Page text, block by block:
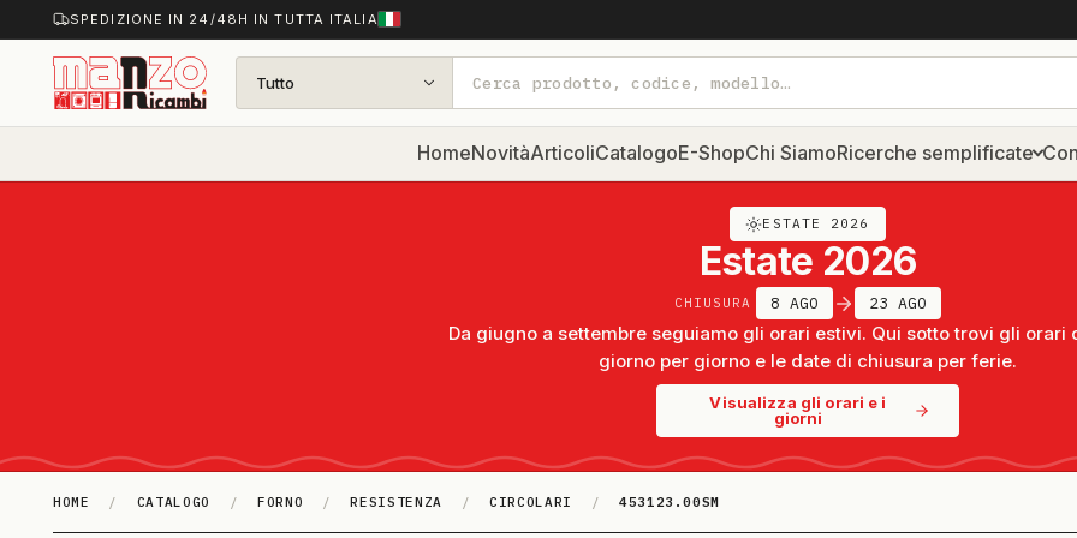
SPEDIZIONE IN 24/48H IN TUTTA ITALIA
Tutto
HomeNovitàArticoliCatalogoE-ShopChi SiamoRicerche semplificate
ESTATE 2026
Estate 2026
CHIUSURA 8 AGO 23 AGO
Da giugno a settembre seguiamo gli orari estivi. Qui sotto trovi gli orari
giorno per giorno e le date di chiusura per ferie.
Visualizza gli orari e i
giorni
HOME / CATALOGO / FORNO / RESISTENZA / CIRCOLARI / 453123.00SM